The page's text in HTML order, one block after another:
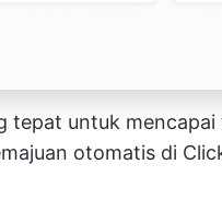
tepat untuk
otomatis di